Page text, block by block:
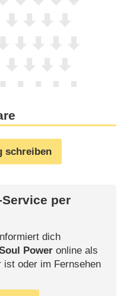
schreiben
per
dich
Poweronline als
ist oder im Fernsehen